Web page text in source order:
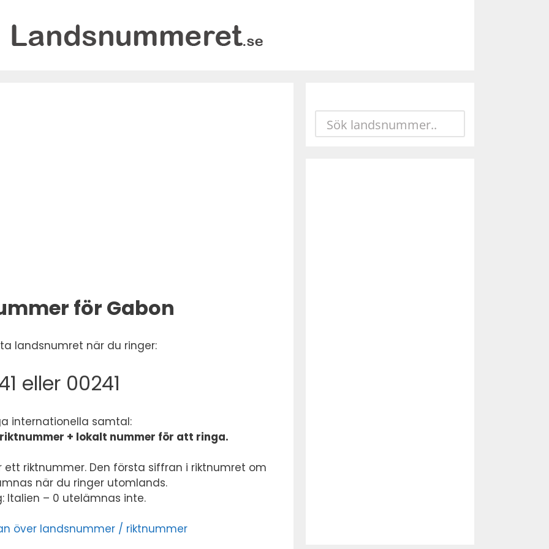
för Gabon
landsnumret när du ringer:
eller 00241
internationella samtal:
+ lokalt nummer för att ringa.
riktnummer. Den första siffran i riktnumret om
när du ringer utomlands.
Italien – 0 utelämnas inte.
över landsnummer / riktnummer